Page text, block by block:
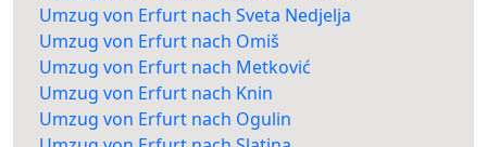
Umzug von Erfurt nach Sveta Nedjelja
Umzug von Erfurt nach Omiš
Umzug von Erfurt nach Metković
Umzug von Erfurt nach Knin
Umzug von Erfurt nach Ogulin